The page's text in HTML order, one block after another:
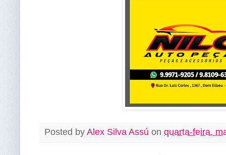
Posted by Alex Silva Assú on quarta-feira,